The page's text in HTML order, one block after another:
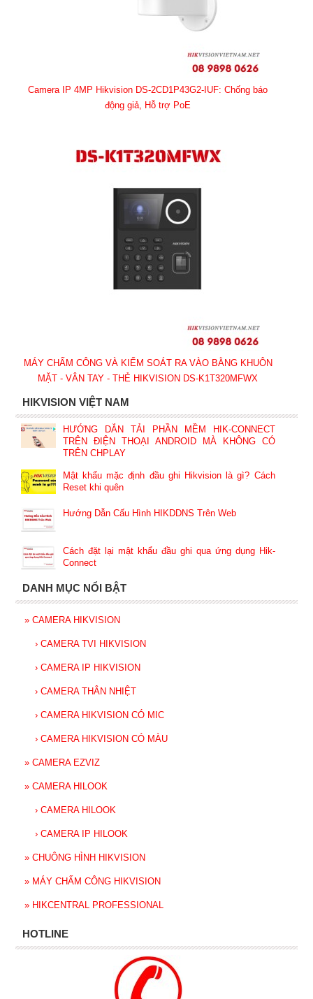
Camera IP 4MP Hikvision DS-2CD1P43G2-IUF: Chống báo
động giả, Hỗ trợ PoE
MÁY CHẤM CÔNG VÀ KIỂM SOÁT RA VÀO BẰNG KHUÔN
MẶT - VÂN TAY - THẺ HIKVISION DS-K1T320MFWX
HIKVISION VIỆT NAM
HƯỚNG DẪN TẢI PHẦN MỀM HIK-CONNECT
TRÊN ĐIỆN THOẠI ANDROID MÀ KHÔNG CÓ
TRÊN CHPLAY
Mật khẩu mặc định đầu ghi Hikvision là gì? Cách
Reset khi quên
Hướng Dẫn Cấu Hình HIKDDNS Trên Web
Cách đặt lại mật khẩu đầu ghi qua ứng dụng Hik-
Connect
DANH MỤC NỔI BẬT
» CAMERA HIKVISION
› CAMERA TVI HIKVISION
› CAMERA IP HIKVISION
› CAMERA THÂN NHIỆT
› CAMERA HIKVISION CÓ MIC
› CAMERA HIKVISION CÓ MÀU
» CAMERA EZVIZ
» CAMERA HILOOK
› CAMERA HILOOK
› CAMERA IP HILOOK
» CHUÔNG HÌNH HIKVISION
» MÁY CHẤM CÔNG HIKVISION
» HIKCENTRAL PROFESSIONAL
HOTLINE